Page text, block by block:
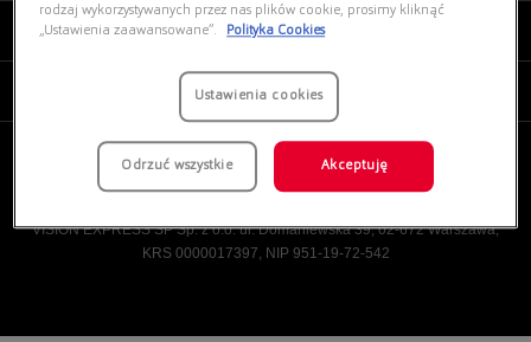
PRODUKTY I USŁUGI
VISION EXPRESS SP Sp. z o.o. ul. Domaniewska 39, 02-672 Warszawa,
KRS 0000017397, NIP 951-19-72-542
rodzaj wykorzystywanych przez nas plików cookie, prosimy kliknąć
„Ustawienia zaawansowane”.
Polityka Cookies
Ustawienia cookies
Odrzuć wszystkie Akceptuję